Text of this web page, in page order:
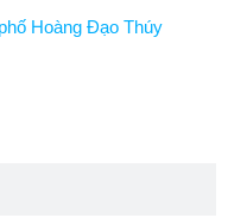
Hoàng Đạo Thúy